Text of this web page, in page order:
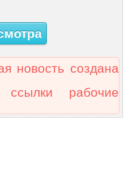
новость создана
ссылки рабочие